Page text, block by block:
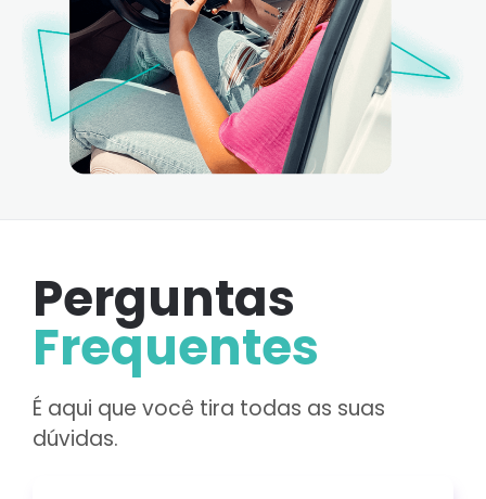
Perguntas
Frequentes
É aqui que você tira todas as suas
dúvidas.